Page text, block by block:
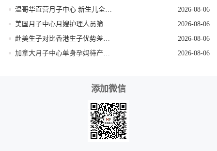
2026-08-06
2026-08-06
2026-08-06
2026-08-06
添加微信